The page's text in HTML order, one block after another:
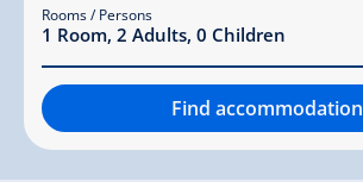
Rooms / Persons
1 Room, 2 Adults, 0 Children
Find accommodation